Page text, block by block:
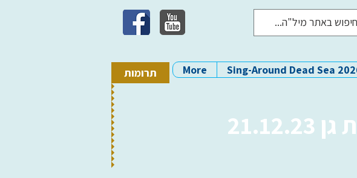
תרומות Sing-Around Dead Sea
More